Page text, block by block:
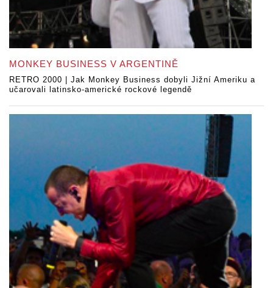
MONKEY BUSINESS V ARGENTINĚ
RETRO 2000 | Jak Monkey Business dobyli Jižní Ameriku a
učarovali latinsko-americké rockové legendě